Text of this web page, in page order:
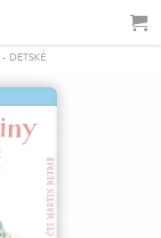
- DETSKÉ